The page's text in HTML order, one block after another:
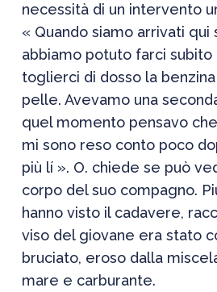
necessità di un intervento
« Quando siamo arrivati qui
abbiamo potuto farci subito
toglierci di dosso la
pelle. Avevamo una
quel momento pensavo
mi sono reso conto poco
più lí ». O. chiede se può
corpo del suo compagno.
hanno visto il cadavere,
viso del giovane era stato
bruciato, eroso dalla
mare e carburante.